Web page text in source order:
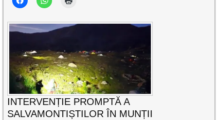
INTERVENȚIE PROMPTĂ A
SALVAMONTIȘTILOR ÎN MUNȚII